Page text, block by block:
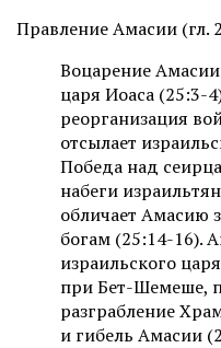
Правление Амасии (гл.
Воцарение
царя Иоаса (25:3-
реорганизация
отсылает
Победа над
набеги
обличает Амасию
богам (25:14-16).
израильского
при Бет-Шемеше,
разграбление
и гибель Амасии